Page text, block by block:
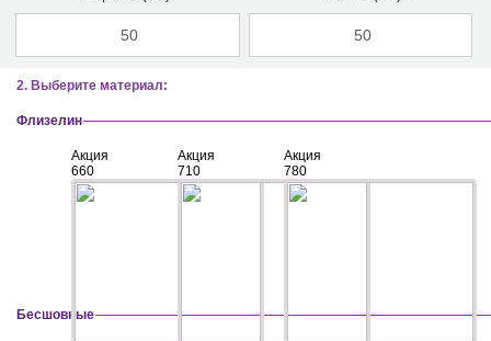
2. Выберите материал:
Флизелин
Акция
660
Акция
710
Акция
780
Бесшовные